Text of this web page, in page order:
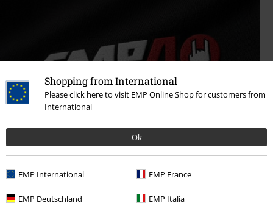
Shopping from International
Please click here to visit EMP Online Shop for customers from
International
Ok
EMP International EMP France
EMP Deutschland EMP Italia
Da Start-up in un Soggiorno a Numero 1
Inarrestabile